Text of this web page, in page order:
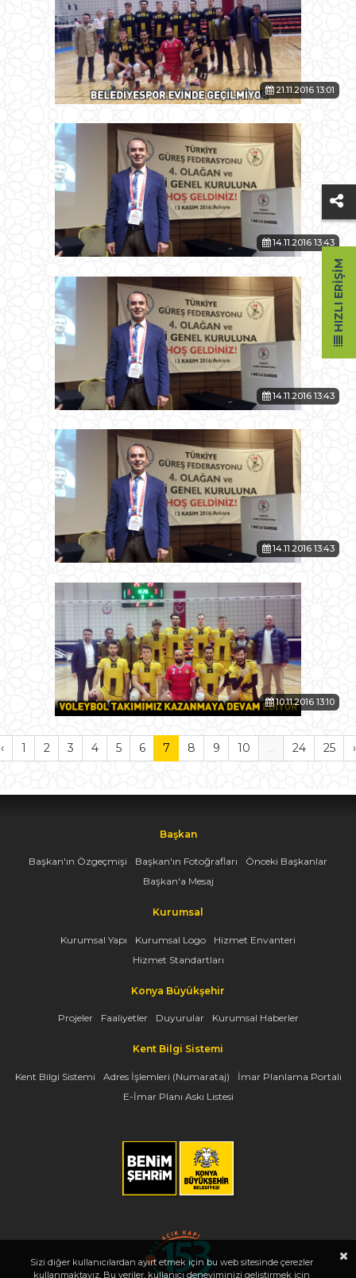
21.11.2016 13:01
14.11.2016 13:43
14.11.2016 13:43
14.11.2016 13:43
10.11.2016 13:10
‹ 1 2 3 4 5 6 7 8 9 10 ... 24 25 ›
Başkan
Başkan'ın Özgeçmişi Başkan'ın Fotoğrafları
Önceki Başkanlar
Başkan'a Mesaj
Kurumsal
Kurumsal Yapı Kurumsal Logo
Hizmet Envanteri
Hizmet Standartları
Konya Büyükşehir
Projeler Faaliyetler Duyurular Kurumsal Haberler
Kent Bilgi Sistemi
Kent Bilgi Sistemi Adres İşlemleri (Numarataj)
İmar Planlama Portalı
E-İmar Planı Askı Listesi
HIZLI ERIŞIM
Sizi diğer kullanıcılardan ayırt etmek için bu web sitesinde çerezler
kullanmaktayız. Bu veriler, kullanıcı deneyiminizi geliştirmek için